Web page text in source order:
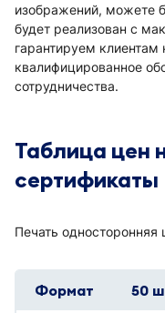
изображений, можете
будет реализован с
гарантируем клиентам
квалифицированное
сотрудничества.
Таблица цен
сертификаты
Печать
Формат 50